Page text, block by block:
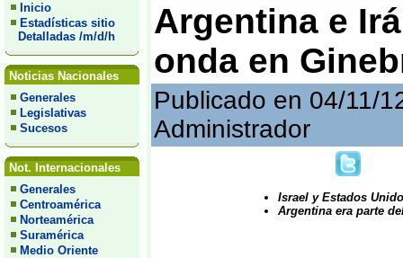
Inicio
Estadísticas sitio
Detalladas /m/d/h
Noticias Nacionales
Generales
Legislativas
Sucesos
Not. Internacionales
Generales
Centroamérica
Norteamérica
Suramérica
Medio Oriente
Argentina e
onda en
Publicado en 04/11/
Administrador
Israel y Estados
Argentina era parte